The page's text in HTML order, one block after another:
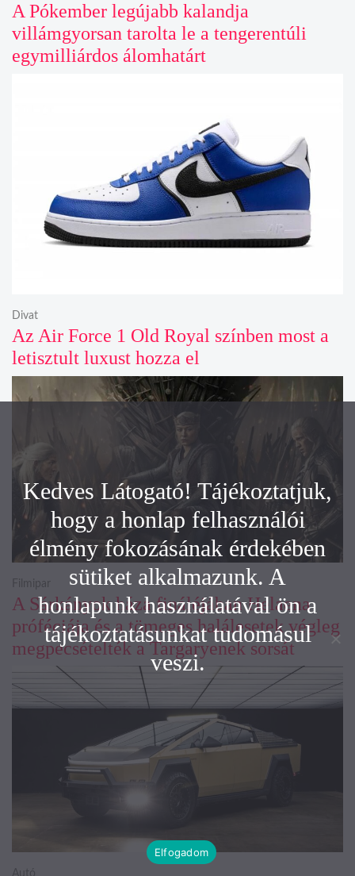
A Pókember legújabb kalandja
villámgyorsan tarolta le a tengerentúli
egymilliárdos álomhatárt
Az Air Force 1 Old Royal színben most a
letisztult luxust hozza el
Divat
A Sárkányok háza fináléjában Helaena
próféciája és a tömeges halálesetek végleg
megpecsételték a Targaryenek sorsát
Filmipar
Kedves Látogató! Tájékoztatjuk,
hogy a honlap felhasználói
élmény fokozásának érdekében
sütiket alkalmazunk. A
honlapunk használatával ön a
tájékoztatásunkat tudomásul
veszi.
Elfogadom